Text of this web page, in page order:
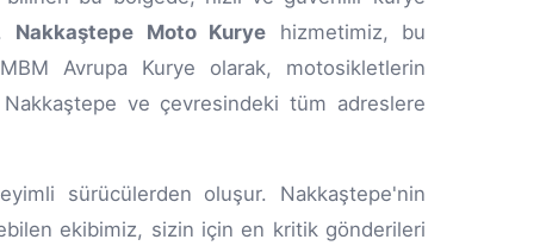
Nakkaştepe Moto Kurye hizmetimiz, bu
Avrupa Kurye olarak, motosikletlerin
ve çevresindeki tüm adreslere
sürücülerden oluşur. Nakkaştepe'nin
ekibimiz, sizin için en kritik gönderileri